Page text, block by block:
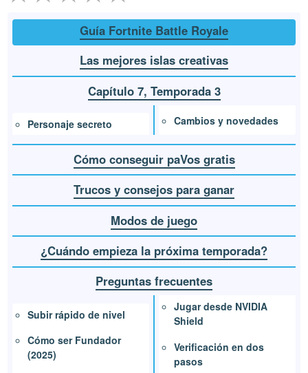
Guía Fortnite Battle Royale
Las mejores islas creativas
Capítulo 7, Temporada 3
Personaje secreto Cambios y novedades
Cómo conseguir paVos gratis
Trucos y consejos para ganar
Modos de juego
¿Cuándo empieza la próxima temporada?
Preguntas frecuentes
Subir rápido de nivel
Cómo ser Fundador
(2025)
Jugar desde NVIDIA
Shield
Verificación en dos
pasos